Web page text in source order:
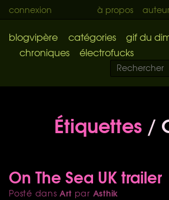
connexion à propos
blogvipère catégories
gif du
chroniques
électrofucks
Étiquettes /
On The Sea UK trailer
Posté dansArt par Asthik